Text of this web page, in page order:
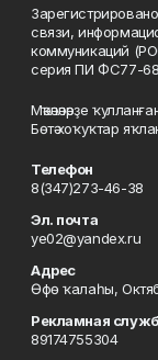
связи,
коммуникаций
серия ПИ ФС77-
Мәҡәләләрҙе
Бөтә хоҡуҡтар
Телефон
8(347)273-46-38
Эл. почта
ye02@yandex.ru
Адрес
Өфө ҡалаһы,
Рекламная
89174755304